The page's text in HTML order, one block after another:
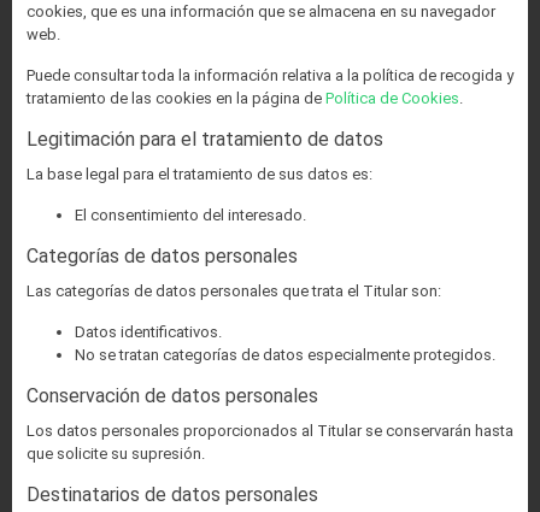
cookies, que es una información que se almacena en su navegador
web.
Puede consultar toda la información relativa a la política de recogida y
tratamiento de las cookies en la página de Política de Cookies
Legitimación para el tratamiento de datos
La base legal para el tratamiento de sus datos es:
El consentimiento del interesado.
Categorías de datos personales
Las categorías de datos personales que trata el Titular son:
Datos identificativos.
No se tratan categorías de datos especialmente protegidos.
Conservación de datos personales
Los datos personales proporcionados al Titular se conservarán hasta
que solicite su supresión.
Destinatarios de datos personales